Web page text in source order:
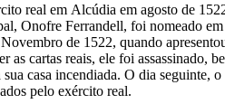
real em Alcúdia em agosto de
Onofre Ferrandell, foi nomeado em
de 1522, quando
as cartas reais, ele foi assassinado,
casa incendiada. O dia seguinte, o
pelo exército real.